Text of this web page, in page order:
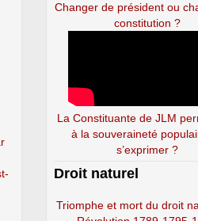
Changer de président ou
constitution ?
La Constituante de JLM
à la souveraineté
s’exprimer ?
Droit naturel
Triomphe et mort du droit